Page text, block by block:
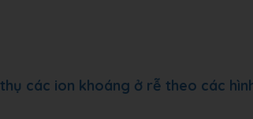
các ion khoáng ở rễ theo các